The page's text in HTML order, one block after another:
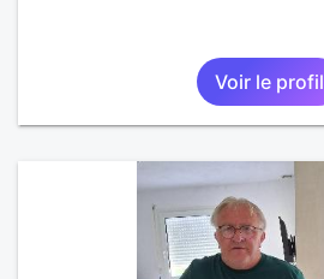
Voir le profil